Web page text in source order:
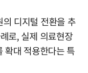
디지털 전환을 추
로, 실제 의료현장
확대 적용한다는 특